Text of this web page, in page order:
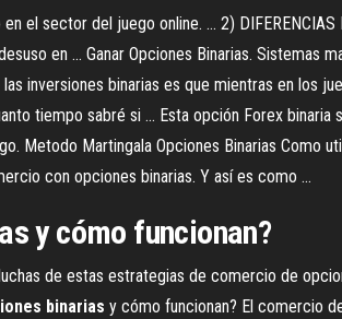
el sector del juego online. ... 2) DIFERENCIAS
en ... Ganar Opciones Binarias. Sistemas
inversiones binarias es que mientras en los
tiempo sabré si ... Esta opción Forex
Metodo Martingala Opciones Binarias Como
con opciones binarias. Y así es como ...
y cómo funcionan?
de estas estrategias de comercio de
binarias y cómo funcionan? El comercio